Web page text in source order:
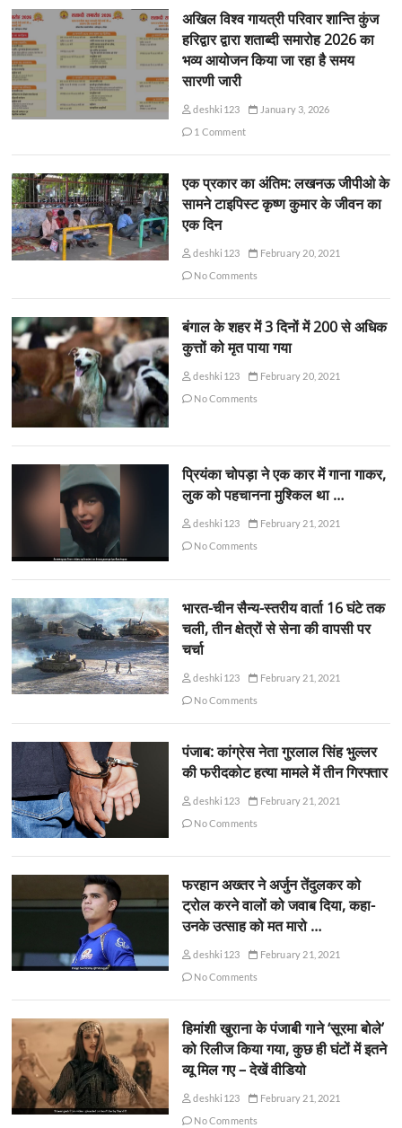
अखिल विश्व गायत्री परिवार शान्ति कुंज
हरिद्वार द्वारा शताब्दी समारोह 2026 का
भव्य आयोजन किया जा रहा है समय
सारणी जारी
deshki123
January 3, 2026
1 Comment
एक प्रकार का अंतिम: लखनऊ जीपीओ के
सामने टाइपिस्ट कृष्ण कुमार के जीवन का
एक दिन
deshki123
February 20, 2021
No Comments
बंगाल के शहर में 3 दिनों में 200 से अधिक
कुत्तों को मृत पाया गया
deshki123
February 20, 2021
No Comments
प्रियंका चोपड़ा ने एक कार में गाना गाकर,
लुक को पहचानना मुश्किल था …
deshki123
February 21, 2021
No Comments
भारत-चीन सैन्य-स्तरीय वार्ता 16 घंटे तक
चली, तीन क्षेत्रों से सेना की वापसी पर
चर्चा
deshki123
February 21, 2021
No Comments
पंजाब: कांग्रेस नेता गुरलाल सिंह भुल्लर
की फरीदकोट हत्या मामले में तीन गिरफ्तार
deshki123
February 21, 2021
No Comments
फरहान अख्तर ने अर्जुन तेंदुलकर को
ट्रोल करने वालों को जवाब दिया, कहा-
उनके उत्साह को मत मारो …
deshki123
February 21, 2021
No Comments
हिमांशी खुराना के पंजाबी गाने ‘सूरमा बोले’
को रिलीज किया गया, कुछ ही घंटों में इतने
व्यू मिल गए – देखें वीडियो
deshki123
February 21, 2021
No Comments